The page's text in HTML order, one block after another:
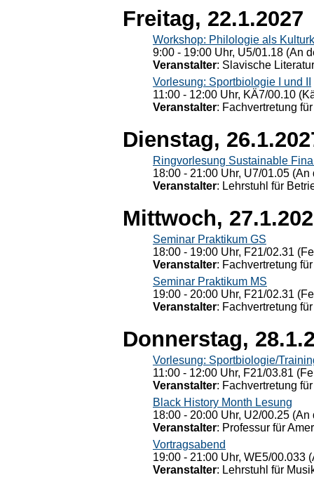
Freitag, 22.1.2027
Workshop: Philologie als
9:00 - 19:00 Uhr, U5/01.18 (An
Veranstalter: Slavische
Vorlesung: Sportbiologie I und II
11:00 - 12:00 Uhr, KÄ7/00.10
Veranstalter: Fachvertretung
Dienstag,
Ringvorlesung Sustainable
18:00 - 21:00 Uhr, U7/01.05
Veranstalter: Lehrstuhl für
Mittwoch,
Seminar Praktikum GS
18:00 - 19:00 Uhr, F21/02.31
Veranstalter: Fachvertretung
Seminar Praktikum MS
19:00 - 20:00 Uhr, F21/02.31
Veranstalter: Fachvertretung
Donnerstag,
Vorlesung: Sportbiologie/
11:00 - 12:00 Uhr, F21/03.81
Veranstalter: Fachvertretung
Black History Month Lesung
18:00 - 20:00 Uhr, U2/00.25
Veranstalter: Professur für
Vortragsabend
19:00 - 21:00 Uhr, WE5/00.033
Veranstalter: Lehrstuhl für